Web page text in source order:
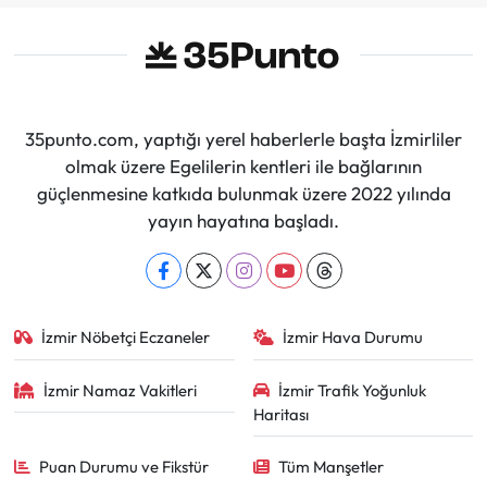
35punto.com, yaptığı yerel haberlerle başta İzmirliler
olmak üzere Egelilerin kentleri ile bağlarının
güçlenmesine katkıda bulunmak üzere 2022 yılında
yayın hayatına başladı.
İzmir Nöbetçi Eczaneler İzmir Hava Durumu
İzmir Namaz Vakitleri
İzmir Trafik Yoğunluk
Haritası
Puan Durumu ve Fikstür Tüm Manşetler